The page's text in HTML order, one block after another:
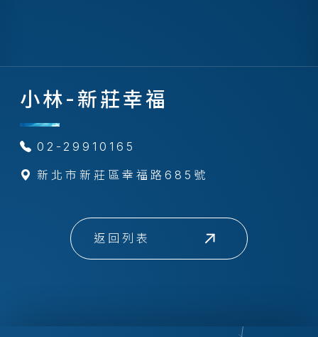
小林-新莊幸福
02-29910165
新北市新莊區幸福路685號
返回列表